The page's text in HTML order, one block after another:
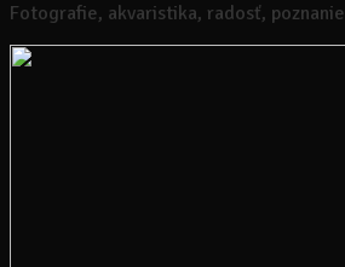
Fotografie, akvaristika, radosť, poznanie